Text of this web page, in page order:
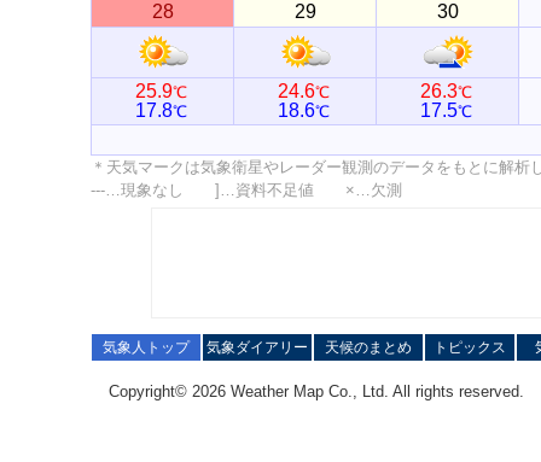
28 29 30
25.9℃
17.8℃
24.6℃
18.6℃
26.3℃
17.5℃
＊天気マークは気象衛星やレーダー観測のデータをもとに解
---…現象なし ]…資料不足値 ×…欠測
気象人トップ 気象ダイアリー 天候のまとめ トピックス
Copyright© 2026 Weather Map Co., Ltd. All rights reserved.